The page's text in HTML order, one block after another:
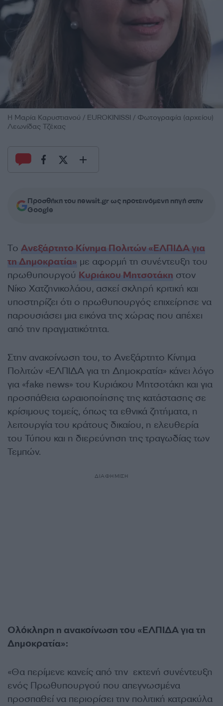
Η Μαρία Καρυστιανού / EUROKINISSI / Φωτογραφία (αρχείου)
Λεωνίδας Τζέκας
Προσθήκη του newsit.gr ως προτεινόμενη πηγή στην
Google
Το Ανεξάρτητο Κίνημα Πολιτών «ΕΛΠΙΔΑ για
τη Δημοκρατία» με αφορμή τη συνέντευξη του
πρωθυπουργού Κυριάκου Μητσοτάκη στον
Νίκο Χατζηνικολάου, ασκεί σκληρή κριτική και
υποστηρίζει ότι ο πρωθυπουργός επιχείρησε να
παρουσιάσει μια εικόνα της χώρας που απέχει
από την πραγματικότητα.
Στην ανακοίνωση του, το Ανεξάρτητο Κίνημα
Πολιτών «ΕΛΠΙΔΑ για τη Δημοκρατία» κάνει λόγο
για «fake news» του Κυριάκου Μητσοτάκη και για
προσπάθεια ωραιοποίησης της κατάστασης σε
κρίσιμους τομείς, όπως τα εθνικά ζητήματα, η
λειτουργία του κράτους δικαίου, η ελευθερία
του Τύπου και η διερεύνηση της τραγωδίας των
Τεμπών.
ΔΙΑΦΗΜΙΣΗ
Ολόκληρη η ανακοίνωση του «ΕΛΠΙΔΑ για τη
Δημοκρατία»:
«Θα περίμενε κανείς από την εκτενή συνέντευξη
ενός Πρωθυπουργού που απεγνωσμένα
προσπαθεί να περιορίσει την πολιτική κατρακύλα